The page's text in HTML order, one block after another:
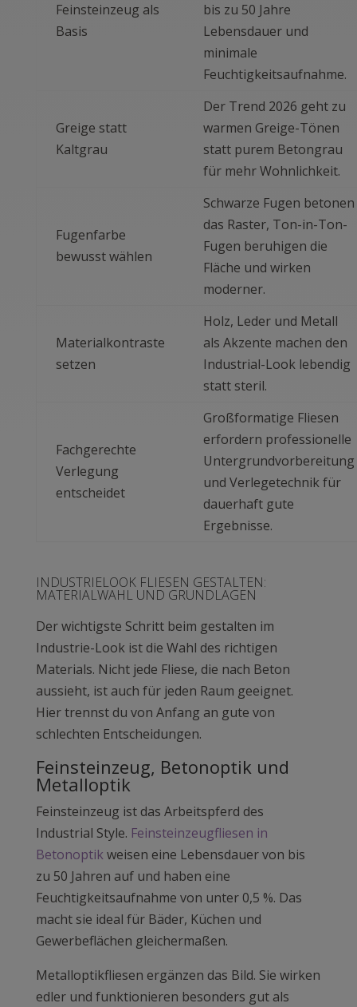
Feinsteinzeug als
Basis
bis zu 50 Jahre
Lebensdauer und
minimale
Feuchtigkeitsaufnahme.
Greige statt
Kaltgrau
Der Trend 2026 geht zu
warmen Greige-Tönen
statt purem Betongrau
für mehr Wohnlichkeit.
Fugenfarbe
bewusst wählen
Schwarze Fugen betonen
das Raster, Ton-in-Ton-
Fugen beruhigen die
Fläche und wirken
moderner.
Materialkontraste
setzen
Holz, Leder und Metall
als Akzente machen den
Industrial-Look lebendig
statt steril.
Fachgerechte
Verlegung
entscheidet
Großformatige Fliesen
erfordern professionelle
Untergrundvorbereitung
und Verlegetechnik für
dauerhaft gute
Ergebnisse.
INDUSTRIELOOK FLIESEN GESTALTEN:
MATERIALWAHL UND GRUNDLAGEN
Der wichtigste Schritt beim gestalten im
Industrie-Look ist die Wahl des richtigen
Materials. Nicht jede Fliese, die nach Beton
aussieht, ist auch für jeden Raum geeignet.
Hier trennst du von Anfang an gute von
schlechten Entscheidungen.
Feinsteinzeug, Betonoptik und
Metalloptik
Feinsteinzeug ist das Arbeitspferd des
Industrial Style. Feinsteinzeugfliesen in
Betonoptikweisen eine Lebensdauer von bis
zu 50 Jahren auf und haben eine
Feuchtigkeitsaufnahme von unter 0,5 %. Das
macht sie ideal für Bäder, Küchen und
Gewerbeflächen gleichermaßen.
Metalloptikfliesen ergänzen das Bild. Sie wirken
edler und funktionieren besonders gut als